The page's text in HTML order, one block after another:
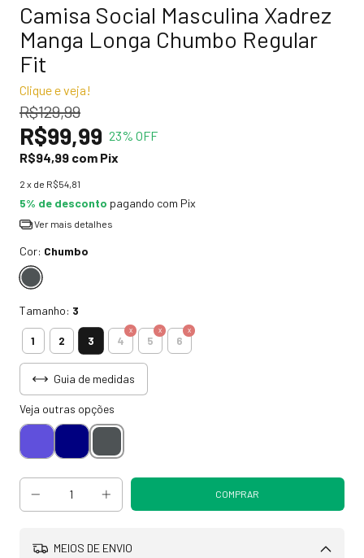
Camisa Social Masculina Xadrez
Manga Longa Chumbo Regular
Fit
Clique e veja!
R$129,99
R$99,99 23% OFF
R$94,99 com Pix
2 x de R$54,81
5% de desconto pagando com Pix
Ver mais detalhes
Cor: Chumbo
Tamanho: 3
1 2 3 4 5 6
Guia de medidas
Veja outras opções
MEIOS DE ENVIO